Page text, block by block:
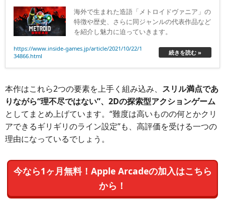
海外で生まれた造語「メトロイドヴァニア」の
特徴や歴史、さらに同ジャンルの代表作品など
を紹介し魅力に迫っていきます。
https://www.inside-games.jp/article/2021/10/22/1
34866.html
続きを読む »
本作はこれら2つの要素を上手く組み込み、 スリル満点であ
りながら“理不尽ではない”、2Dの探索型アクションゲーム
としてまとめ上げています。“難度は高いものの何とかクリ
アできるギリギリのライン設定”も、高評価を受ける一つの
理由になっているでしょう。
今なら1ヶ月無料！Apple Arcadeの加入はこちら
から！